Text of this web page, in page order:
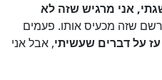
אני מרגיש שזה לא
שזה מכעיס אותו. פעמים
עז על דברים שעשיתי, אבל אני